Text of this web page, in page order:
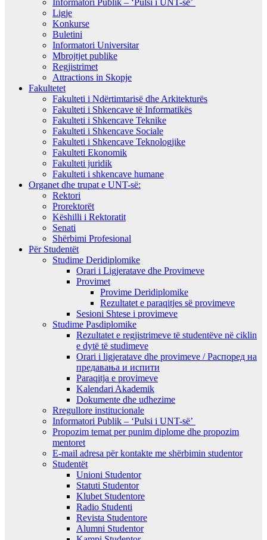
Ligje
Konkurse
Buletini
Informatori Universitar
Mbrojtjet publike
Regjistrimet
Attractions in Skopje
Fakultetet
Fakulteti i Ndërtimtarisë dhe Arkitekturës
Fakulteti i Shkencave të Informatikës
Fakulteti i Shkencave Teknike
Fakulteti i Shkencave Sociale
Fakulteti i Shkencave Teknologjike
Fakulteti Ekonomik
Fakulteti juridik
Fakulteti i shkencave humane
Organet dhe trupat e UNT-së:
Rektori
Prorektorët
Këshilli i Rektoratit
Senati
Shërbimi Profesional
Për Studentët
Studime Deridiplomike
Orari i Ligjeratave dhe Provimeve
Provimet
Provime Deridiplomike
Rezultatet e paraqitjes së provimeve
Sesioni Shtese i provimeve
Studime Pasdiplomike
Rezultatet e regjistrimeve të studentëve në ciklin
e dytë të studimeve
Orari i ligjeratave dhe provimeve / Распоред на
предавањa и испити
Paraqitja e provimeve
Kalendari Akademik
Dokumente dhe udhezime
Rregullore institucionale
Informatori Publik – ‘Pulsi i UNT-së’
Propozim temat per punim diplome dhe propozim
mentoret
E-mail adresa për kontakte me shërbimin studentor
Studentët
Unioni Studentor
Statuti Studentor
Klubet Studentore
Radio Studenti
Revista Studentore
Alumni Studentor